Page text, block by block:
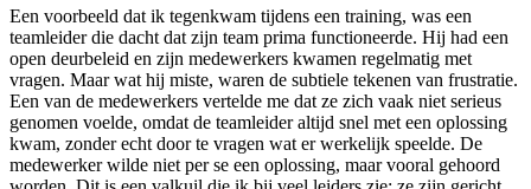
Een voorbeeld dat ik tegenkwam tijdens een training, was een
teamleider die dacht dat zijn team prima functioneerde. Hij had een
open deurbeleid en zijn medewerkers kwamen regelmatig met
vragen. Maar wat hij miste, waren de subtiele tekenen van frustratie.
Een van de medewerkers vertelde me dat ze zich vaak niet serieus
genomen voelde, omdat de teamleider altijd snel met een oplossing
kwam, zonder echt door te vragen wat er werkelijk speelde. De
medewerker wilde niet per se een oplossing, maar vooral gehoord